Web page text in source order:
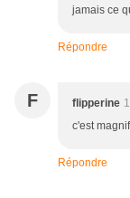
jamais ce
Répondre
F flipperine
c'est
Répondre